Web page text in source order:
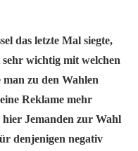
das letzte Mal siegte,
wichtig mit welchen
zu den Wahlen
Reklame mehr
Jemanden zur Wahl
denjenigen negativ